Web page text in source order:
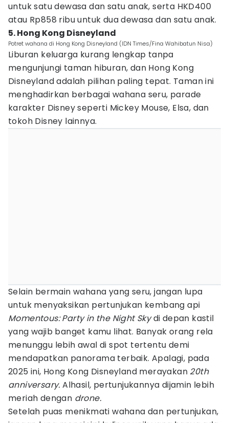
untuk satu dewasa dan satu anak, serta HKD400
atau Rp858 ribu untuk dua dewasa dan satu anak.
5. Hong Kong Disneyland
Potret wahana di Hong Kong Disneyland (IDN Times/Fina Wahibatun Nisa)
Liburan keluarga kurang lengkap tanpa
mengunjungi taman hiburan, dan Hong Kong
Disneyland adalah pilihan paling tepat. Taman ini
menghadirkan berbagai wahana seru, parade
karakter Disney seperti Mickey Mouse, Elsa, dan
tokoh Disney lainnya.
Selain bermain wahana yang seru, jangan lupa
untuk menyaksikan pertunjukan kembang api
Momentous: Party in the Night Skydi depan kastil
yang wajib banget kamu lihat. Banyak orang rela
menunggu lebih awal di spot tertentu demi
mendapatkan panorama terbaik. Apalagi, pada
2025 ini, Hong Kong Disneyland merayakan 20th
anniversary.Alhasil, pertunjukannya dijamin lebih
meriah dengan drone.
Setelah puas menikmati wahana dan pertunjukan,